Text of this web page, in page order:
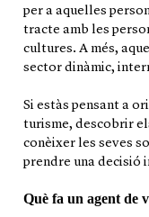
per a aquelles
tracte amb les
cultures. A més,
sector dinàmic,
Si estàs pensant a
turisme, descobrir
conèixer les seves
prendre una decisió
Què fa un agent de